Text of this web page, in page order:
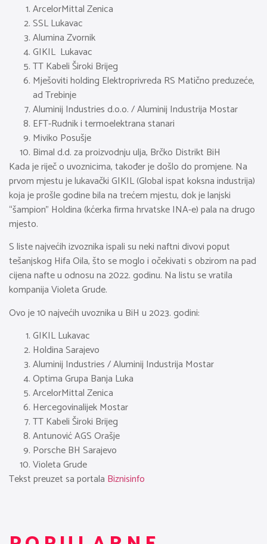
ArcelorMittal Zenica
SSL Lukavac
Alumina Zvornik
GIKIL Lukavac
TT Kabeli Široki Brijeg
Mješoviti holding Elektroprivreda RS Matično preduzeće,
ad Trebinje
Aluminij Industries d.o.o. / Aluminij Industrija Mostar
EFT-Rudnik i termoelektrana stanari
Miviko Posušje
Bimal d.d. za proizvodnju ulja, Brčko Distrikt BiH
Kada je riječ o uvoznicima, također je došlo do promjene. Na
prvom mjestu je lukavački GIKIL (Global ispat koksna industrija)
koja je prošle godine bila na trećem mjestu, dok je lanjski
“šampion” Holdina (kćerka firma hrvatske INA-e) pala na drugo
mjesto.
S liste najvećih izvoznika ispali su neki naftni divovi poput
tešanjskog Hifa Oila, što se moglo i očekivati s obzirom na pad
cijena nafte u odnosu na 2022. godinu. Na listu se vratila
kompanija Violeta Grude.
Ovo je 10 najvećih uvoznika u BiH u 2023. godini:
GIKIL Lukavac
Holdina Sarajevo
Aluminij Industries / Aluminij Industrija Mostar
Optima Grupa Banja Luka
ArcelorMittal Zenica
Hercegovinalijek Mostar
TT Kabeli Široki Brijeg
Antunović AGS Orašje
Porsche BH Sarajevo
Violeta Grude
Tekst preuzet sa portala Biznisinfo